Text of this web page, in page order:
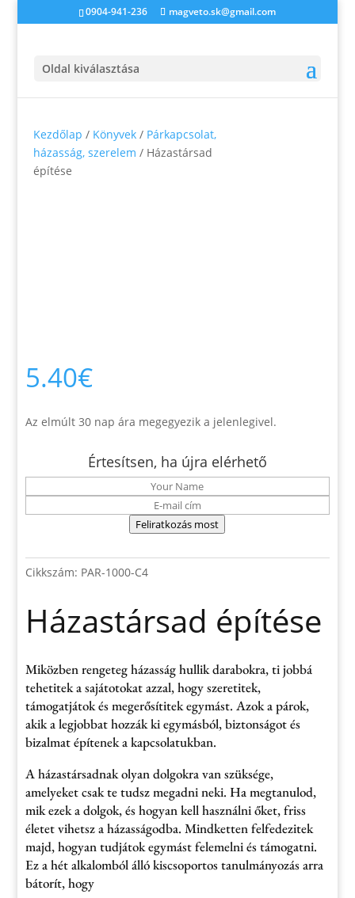
0904-941-236 magveto.sk@gmail.com
Oldal kiválasztása
Kezdőlap / Könyvek / Párkapcsolat,
házasság, szerelem / Házastársad
építése
5.40€
Az elmúlt 30 nap ára megegyezik a jelenlegivel.
Értesítsen, ha újra elérhető
Feliratkozás most
Cikkszám: PAR-1000-C4
Házastársad építése
Miközben rengeteg házasság hullik darabokra, ti jobbá
tehetitek a sajátotokat azzal, hogy szeretitek,
támogatjátok és megerősítitek egymást. Azok a párok,
akik a legjobbat hozzák ki egymásból, biztonságot és
bizalmat építenek a kapcsolatukban.
A házastársadnak olyan dolgokra van szüksége,
amelyeket csak te tudsz megadni neki. Ha megtanulod,
mik ezek a dolgok, és hogyan kell használni őket, friss
életet vihetsz a házasságodba. Mindketten felfedezitek
majd, hogyan tudjátok egymást felemelni és támogatni.
Ez a hét alkalomból álló kiscsoportos tanulmányozás arra
bátorít, hogy